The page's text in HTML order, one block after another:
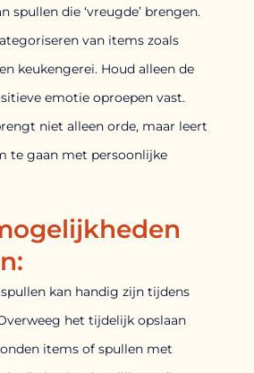
spullen die ‘vreugde’ brengen.
van items zoals
keukengerei. Houd alleen de
emotie oproepen vast.
niet alleen orde, maar leert
te gaan met persoonlijke
kan handig zijn tijdens
het tijdelijk opslaan
items of spullen met